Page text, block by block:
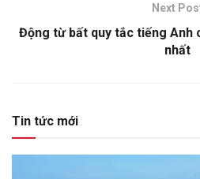
Next
Động từ bất quy tắc tiếng Anh
nhất
Tin tức mới